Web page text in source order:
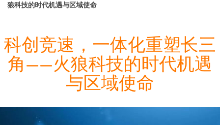
狼科技的时代机遇与区域使命
科创竞速，一体化重塑长三
角——火狼科技的时代机遇
与区域使命